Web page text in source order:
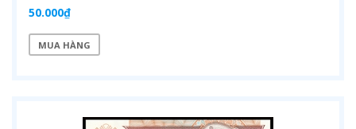
50.000₫
MUA HÀNG